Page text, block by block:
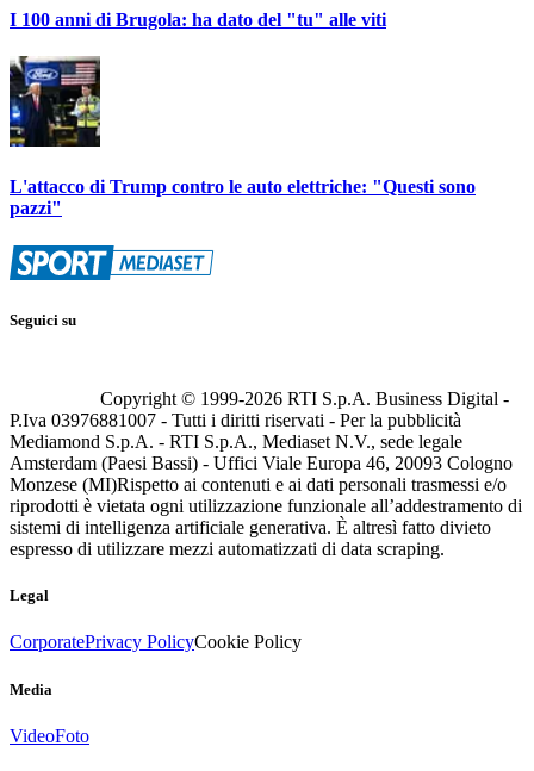
I 100 anni di Brugola: ha dato del "tu" alle viti
L'attacco di Trump contro le auto elettriche: "Questi sono
pazzi"
Seguici su
Copyright © 1999-2026 RTI S.p.A. Business Digital -
P.Iva 03976881007 - Tutti i diritti riservati - Per la pubblicità
Mediamond S.p.A. - RTI S.p.A., Mediaset N.V., sede legale
Amsterdam (Paesi Bassi) - Uffici Viale Europa 46, 20093 Cologno
Monzese (MI)Rispetto ai contenuti e ai dati personali trasmessi e/o
riprodotti è vietata ogni utilizzazione funzionale all’addestramento di
sistemi di intelligenza artificiale generativa. È altresì fatto divieto
espresso di utilizzare mezzi automatizzati di data scraping.
Legal
CorporatePrivacy PolicyCookie Policy
Media
VideoFoto